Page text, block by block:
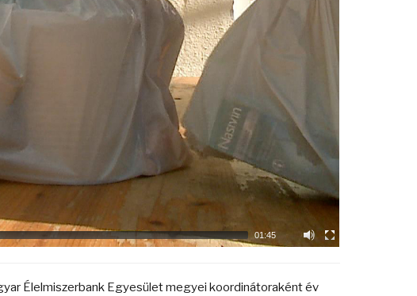
01:45
Élelmiszerbank Egyesület megyei koordinátoraként év